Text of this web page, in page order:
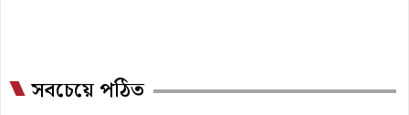
সবচেয়ে পঠিত